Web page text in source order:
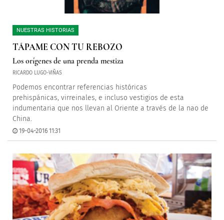
NUESTRAS HISTORIAS
TÁPAME CON TU REBOZO
Los orígenes de una prenda mestiza
RICARDO LUGO-VIÑAS
Podemos encontrar referencias históricas
prehispánicas, virreinales, e incluso vestigios de esta
indumentaria que nos llevan al Oriente a través de la nao de
China.
19-04-2016 11:31